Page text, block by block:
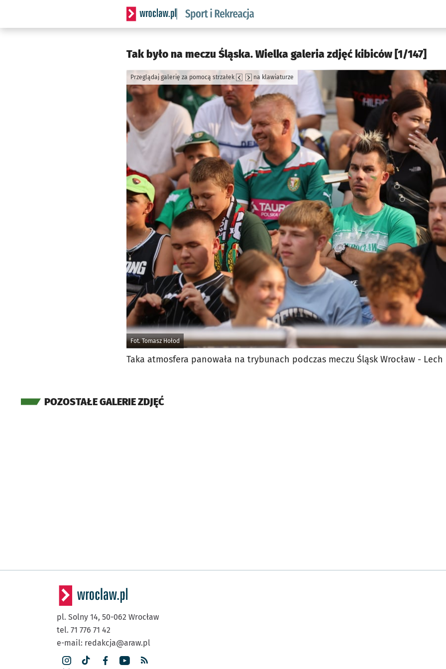
Serwis informacyjny wroclaw.pl podserwis: Sport i rekreacja
Tak było na meczu Śląska. Wielka galeria zdjęć kibiców [1/147]
Fot. Tomasz Hołod
Przeglądaj galerię za pomocą strzałek na klawiaturze
Taka atmosfera panowała na trybunach podczas meczu Śląsk Wrocław - Lech
POZOSTAŁE GALERIE ZDJĘĆ
pl. Solny 14, 50-062 Wrocław
tel. 71 776 71 42
e-mail: redakcja@araw.pl